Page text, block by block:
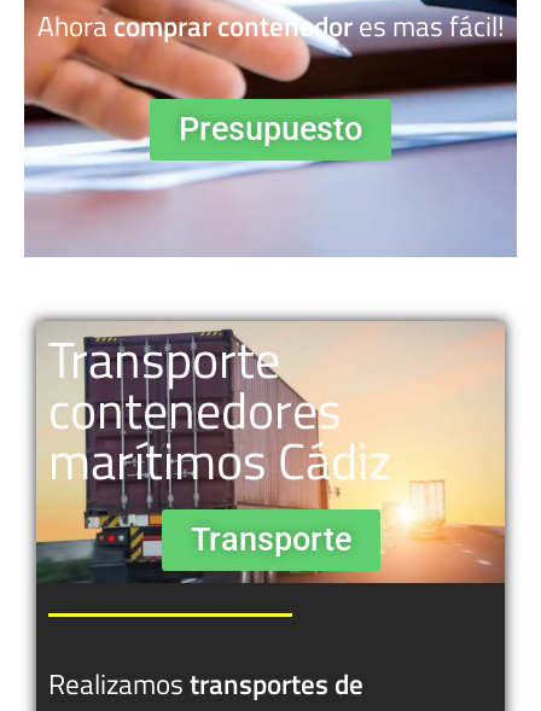
Ahoracomprar contenedores mas fácil!
Presupuesto
Transporte
contenedores
marítimos Cádiz
Transporte
Realizamostransportes de